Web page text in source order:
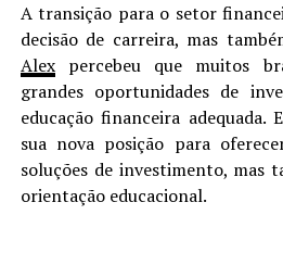
A transição para o setor
decisão de carreira, mas
Alexpercebeu que muitos
grandes oportunidades de
educação financeira adequada.
sua nova posição para
soluções de investimento, mas
orientação educacional.